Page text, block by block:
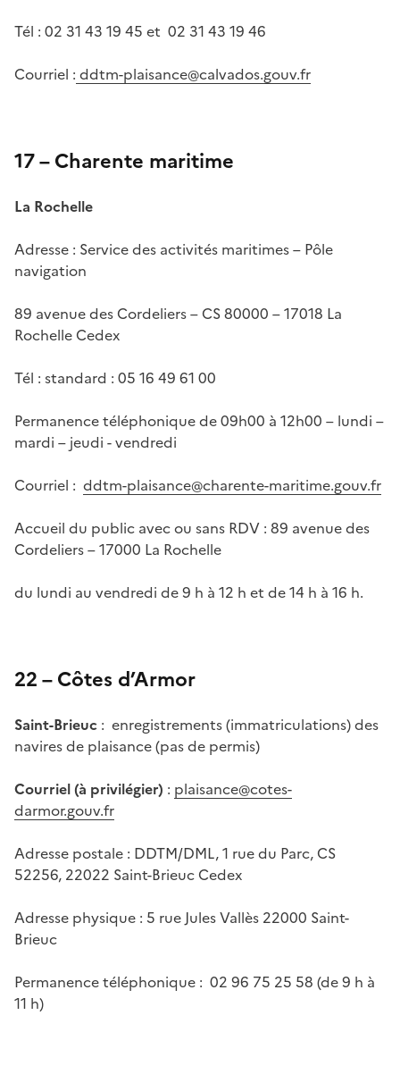
Tél : 02 31 43 19 45 et 02 31 43 19 46
Courriel : ddtm-plaisance@calvados.gouv.fr
17 – Charente maritime
La Rochelle
Adresse : Service des activités maritimes – Pôle
navigation
89 avenue des Cordeliers – CS 80000 – 17018 La
Rochelle Cedex
Tél : standard : 05 16 49 61 00
Permanence téléphonique de 09h00 à 12h00 – lundi –
mardi – jeudi - vendredi
Courriel : ddtm-plaisance@charente-maritime.gouv.fr
Accueil du public avec ou sans RDV : 89 avenue des
Cordeliers – 17000 La Rochelle
du lundi au vendredi de 9 h à 12 h et de 14 h à 16 h.
22 – Côtes d’Armor
Saint-Brieuc : enregistrements (immatriculations) des
navires de plaisance (pas de permis)
Courriel (à privilégier) : plaisance@cotes-
darmor.gouv.fr
Adresse postale : DDTM/DML, 1 rue du Parc, CS
52256, 22022 Saint-Brieuc Cedex
Adresse physique : 5 rue Jules Vallès 22000 Saint-
Brieuc
Permanence téléphonique : 02 96 75 25 58 (de 9 h à
11 h)